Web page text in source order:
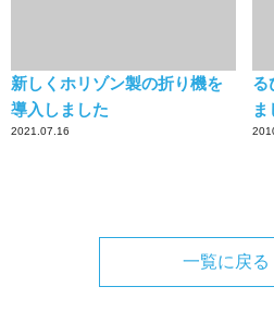
新しくホリゾン製の折り機を
導入しました
2021.07.16
る
ま
一覧に戻